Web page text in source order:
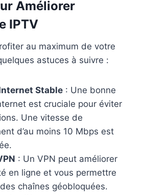
Améliorer
IPTV
au maximum de votre
astuces à suivre :
Stable : Une bonne
est cruciale pour éviter
Une vitesse de
d’au moins 10 Mbps est
: Un VPN peut améliorer
en ligne et vous permettre
chaînes géobloquées.